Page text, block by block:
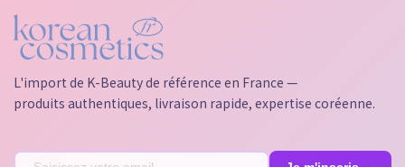
L'import de K-Beauty de référence en France —
produits authentiques, livraison rapide, expertise coréenne.